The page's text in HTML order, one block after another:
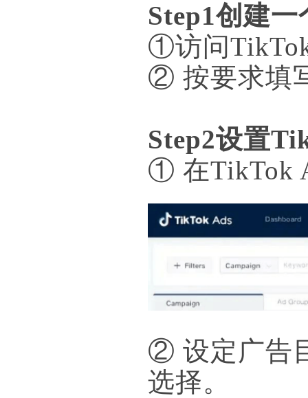
Step1创建
①访问
② 按要求填
Step2设置
① 在TikTok
② 设定广告
选择。